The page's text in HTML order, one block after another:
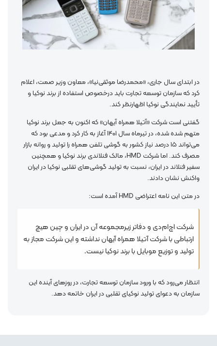
در ابتدای سال جاری، «محمدرضا موثقی‌نیا»، معاون وزیر صمت، اعلام
کرد که سازمان توسعه تجارت باید درخصوص استفاده از برند نوکیا و
تأیید نمایندگی نوکیا اظهارنظر کند.
گفتنی است شرکت «آتیلا همراه آیهان» که اکنون به جعل برند نوکیا
متهم شده شده، در تیرماه سال ۱۴۰۱ آغاز به کار کرد و مدعی بود که
می‌تواند ۱۵ درصد نیاز کشور به گوشی تلفن همراه را تولید و روانه بازار
مصرف کند. اما شرکت HMD، مالک فنلاندی برند نوکیا و همچنین
سفیر فنلاند در ایران، نسبت به تولید گوشی‌های تقلبی نوکیا در ایران
واکنش نشان دادند.
در متن این نامه اعتراضی HMD آمده است:
شرکت اچ‌ام‌دی و دفاتر زیرمجموعه آن در ایران و چین هیچ
ارتباطی با شرکت آتیلا همراه آیهان نداشته و این شرکت مجاز به
تولید و توزیع موبایل با برند نوکیا نیست.
انتظار می‌رود که با ورود سازمان توسعه تجارت، در روزهای آینده این
سازمان به دعوای تولید نوکیای تقلبی در ایران خاتمه دهد.